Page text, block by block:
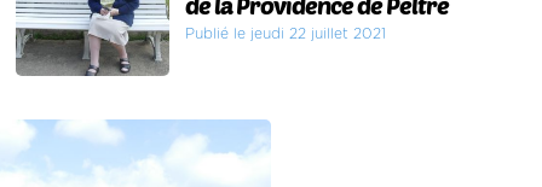
Publié le jeudi 22 juillet 2021